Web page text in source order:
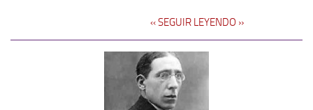
‹‹ SEGUIR LEYENDO ››